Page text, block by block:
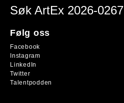
Søk ArtEx 2026-0267
Følg oss
Facebook
Instagram
LinkedIn
Twitter
Talentpodden